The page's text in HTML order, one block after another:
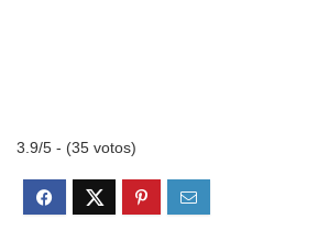
3.9/5 - (35 votos)